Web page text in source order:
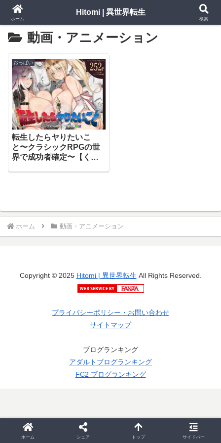
動画・アニメーション
おっぱい
転生したらヤりたいこ
と〜クラシックRPGの世
界で成功者確定〜【くす
ホーム 動画・アニメーション
Copyright © 2025 Hitomi | 異世界転生 All Rights Reserved.
プライバシーポリシー・お問い合わせ
サイトマップ
ブログランキング
アダルトブログランキング
FC2 ブログランキング
ホーム
Hitomi | 異世界転生
検索
ホーム シェア トップ サイドバー